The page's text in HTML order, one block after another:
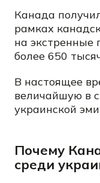
Канада
рамках
на экстренные
более 650
В настоящее
величайшую в
украинской
Почему
среди